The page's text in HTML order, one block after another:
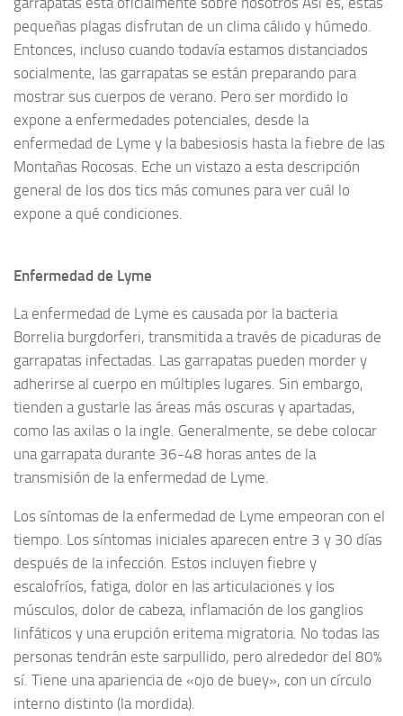
pequeñas plagas disfrutan de un clima cálido y húmedo.
Entonces, incluso cuando todavía estamos distanciados
socialmente, las garrapatas se están preparando para
mostrar sus cuerpos de verano. Pero ser mordido lo
expone a enfermedades potenciales, desde la
enfermedad de Lyme y la babesiosis hasta la fiebre de las
Montañas Rocosas. Eche un vistazo a esta descripción
general de los dos tics más comunes para ver cuál lo
expone a qué condiciones.
Enfermedad de Lyme
La enfermedad de Lyme es causada por la bacteria
Borrelia burgdorferi, transmitida a través de picaduras de
garrapatas infectadas. Las garrapatas pueden morder y
adherirse al cuerpo en múltiples lugares. Sin embargo,
tienden a gustarle las áreas más oscuras y apartadas,
como las axilas o la ingle. Generalmente, se debe colocar
una garrapata durante 36-48 horas antes de la
transmisión de la enfermedad de Lyme.
Los síntomas de la enfermedad de Lyme empeoran con el
tiempo. Los síntomas iniciales aparecen entre 3 y 30 días
después de la infección. Estos incluyen fiebre y
escalofríos, fatiga, dolor en las articulaciones y los
músculos, dolor de cabeza, inflamación de los ganglios
linfáticos y una erupción eritema migratoria. No todas las
personas tendrán este sarpullido, pero alrededor del 80%
sí. Tiene una apariencia de «ojo de buey», con un círculo
interno distinto (la mordida).